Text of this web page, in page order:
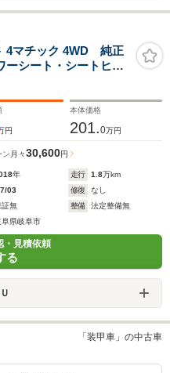
4マチック 4WD 純正
ーシート・シートヒー
り車
円
本体価格
201.0万円
ン 月々30,600円
年 走行 1.8万km
03 修復
なし
証無 整備
法定整備無
阜県岐阜市
・見積依頼
る
「装甲車」の中古車